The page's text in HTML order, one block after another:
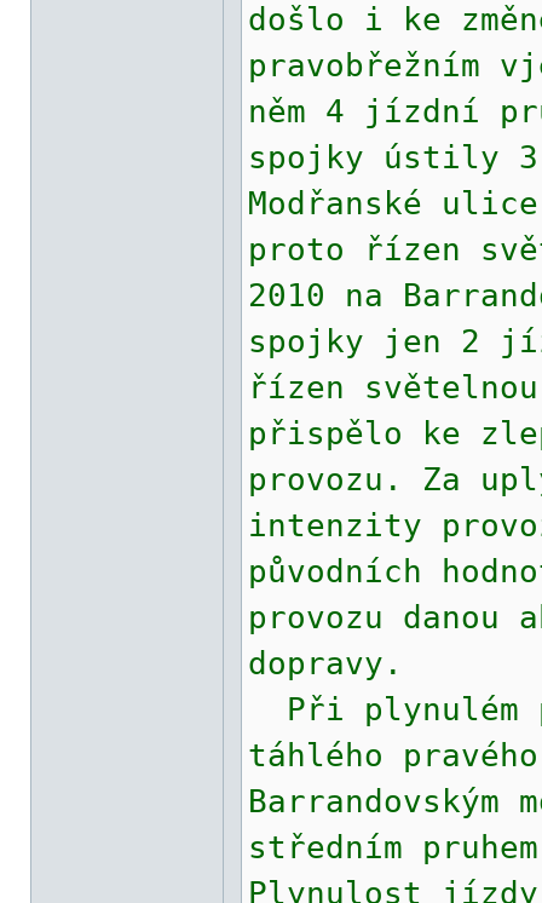
došlo i ke
pravobřežním
něm 4 jízdní
spojky ústily
Modřanské
proto řízen
2010 na
spojky jen 2
řízen
přispělo ke
provozu. Za
intenzity
původních
provozu danou
dopravy.
Při plynulém
táhlého
středním
Plynulost